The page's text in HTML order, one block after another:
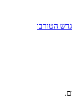
הטורבו